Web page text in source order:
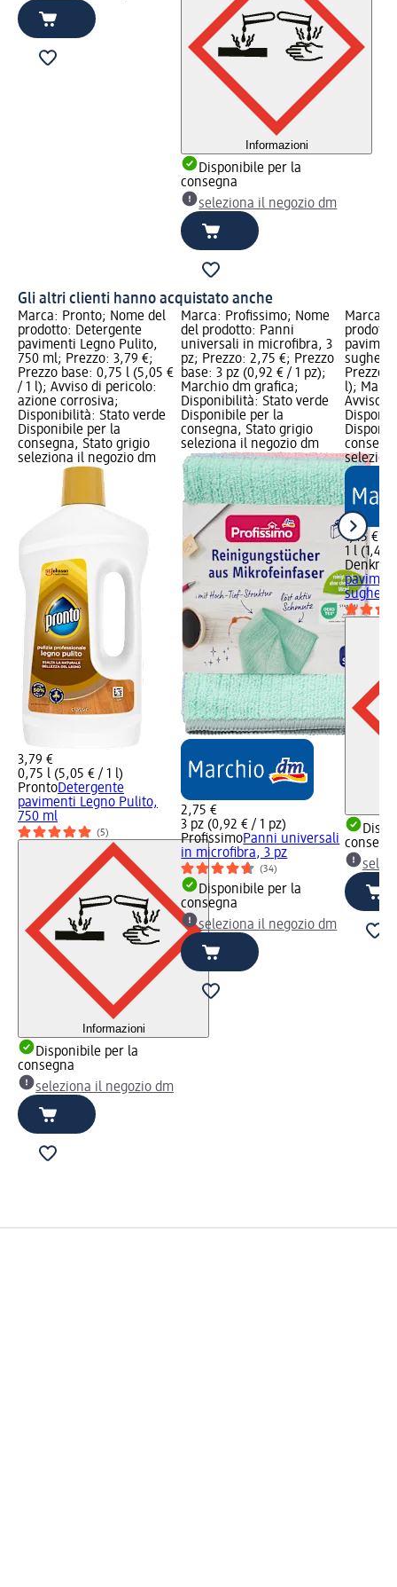
Informazioni
Disponibile per la
consegna
seleziona il negozio dm
Gli altri clienti hanno acquistato anche
Marca: Pronto; Nome del
prodotto: Detergente
pavimenti Legno Pulito,
750 ml; Prezzo: 3,79 €;
Prezzo base: 0,75 l (5,05 €
/ 1 l); Avviso di pericolo:
azione corrosiva;
Disponibilità: Stato verde
Disponibile per la
consegna, Stato grigio
seleziona il negozio dm
3,79 €
0,75 l (5,05 € / 1 l)
ProntoDetergente
pavimenti Legno Pulito,
750 ml
(5)
Informazioni
Disponibile per la
consegna
seleziona il negozio dm
Marca: Profissimo; Nome
del prodotto: Panni
universali in microfibra, 3
pz; Prezzo: 2,75 €; Prezzo
base: 3 pz (0,92 € / 1 pz);
Marchio dm grafica;
Disponibilità: Stato verde
Disponibile per la
consegna, Stato grigio
seleziona il negozio dm
2,75 €
3 pz (0,92 € / 1 pz)
ProfissimoPanni universali
in microfibra, 3 pz
(34)
Disponibile per la
consegna
seleziona il negozio dm
Marca:
Prezzo
l);
Avviso
1,45 €
1 l (1,45
Denkmit